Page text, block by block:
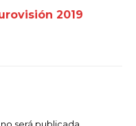
2019
será publicada.